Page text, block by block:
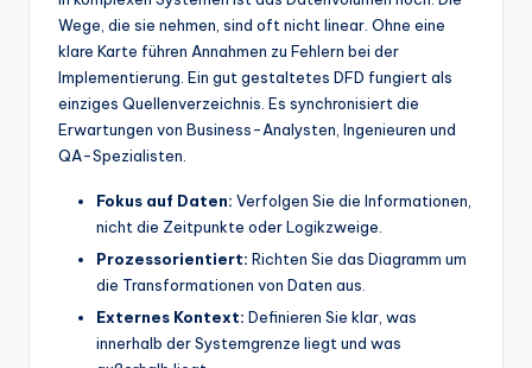
Wege, die sie nehmen, sind oft nicht linear. Ohne eine
klare Karte führen Annahmen zu Fehlern bei der
Implementierung. Ein gut gestaltetes DFD fungiert als
einziges Quellenverzeichnis. Es synchronisiert die
Erwartungen von Business-Analysten, Ingenieuren und
QA-Spezialisten.
Fokus auf Daten: Verfolgen Sie die Informationen,
nicht die Zeitpunkte oder Logikzweige.
Prozessorientiert: Richten Sie das Diagramm um
die Transformationen von Daten aus.
Externes Kontext: Definieren Sie klar, was
innerhalb der Systemgrenze liegt und was